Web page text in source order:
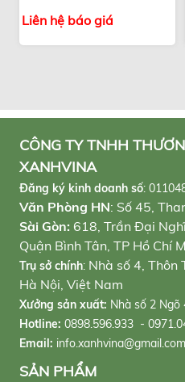
Liên hệ báo giá
CÔNG TY TNHH
XANHVINA
Đăng ký kinh doanh số:
Văn Phòng HN: Số 45,
Sài Gòn: 618, Trần Đại
Quận Bình Tân, TP Hồ Chí
Trụ sở chính: Nhà số 4, Thôn
Hà Nội, Việt Nam
Xưởng sản xuất: Nhà số 2 Ngõ
Hotline: 0898.596.933 -
Email: info.xanhvina@gmail.com
SẢN PHẨM